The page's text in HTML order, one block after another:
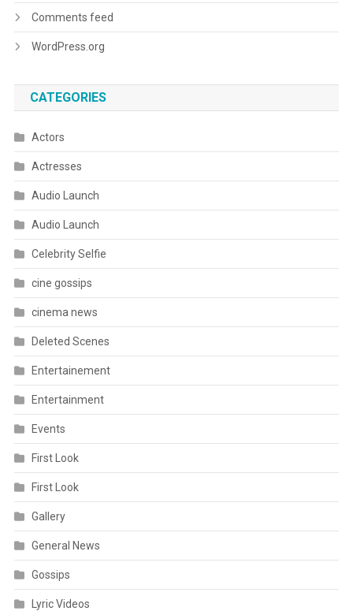
Comments feed
WordPress.org
CATEGORIES
Actors
Actresses
Audio Launch
Audio Launch
Celebrity Selfie
cine gossips
cinema news
Deleted Scenes
Entertainement
Entertainment
Events
First Look
First Look
Gallery
General News
Gossips
Lyric Videos